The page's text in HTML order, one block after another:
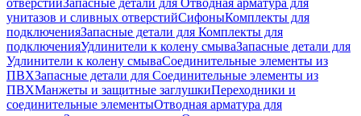
отверстийЗапасные детали для Отводная арматура для
унитазов и сливных отверстийСифоныКомплекты для
подключенияЗапасные детали для Комплекты для
подключенияУдлинители к колену смываЗапасные детали для
Удлинители к колену смываСоединительные элементы из
ПВХЗапасные детали для Соединительные элементы из
ПВХМанжеты и защитные заглушкиПереходники и
соединительные элементыОтводная арматура для